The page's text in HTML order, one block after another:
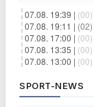
07.08. 19:39 | (00)
07.08. 19:11 | (02)
07.08. 17:00 | (00)
07.08. 13:35 | (00)
07.08. 13:00 | (00)
SPORT-NEWS